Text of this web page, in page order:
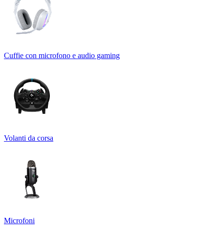
Cuffie con microfono e audio gaming
Volanti da corsa
Microfoni